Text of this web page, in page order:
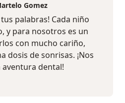
Gomez
palabras! Cada niño
y para nosotros es un
con mucho cariño,
dosis de sonrisas. ¡Nos
dental!